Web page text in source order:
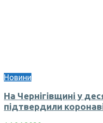
Новини
На Чернігівщині у
підтвердили